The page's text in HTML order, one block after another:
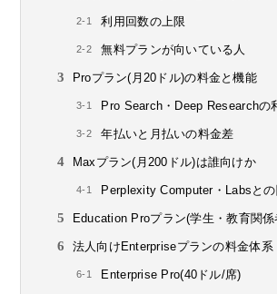
利用回数の上限
無料プランが向いている人
Proプラン(月20ドル)の料金と機能
Pro Search・Deep Researchの
年払いと月払いの料金差
Maxプラン(月200ドル)は誰向けか
Perplexity Computer・Labsと
Education Proプラン(学生・教育関係
法人向けEnterpriseプランの料金体系
Enterprise Pro(40ドル/席)